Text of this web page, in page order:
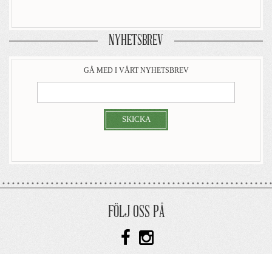
NYHETSBREV
GÅ MED I VÅRT NYHETSBREV
SKICKA
FÖLJ OSS PÅ